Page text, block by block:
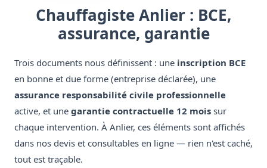
Chauffagiste Anlier : BCE,
assurance, garantie
Trois documents nous définissent : une inscription BCE
en bonne et due forme (entreprise déclarée), une
assurance responsabilité civile professionnelle
active, et une garantie contractuelle 12 mois sur
chaque intervention. À Anlier, ces éléments sont affichés
dans nos devis et consultables en ligne — rien n'est caché,
tout est traçable.